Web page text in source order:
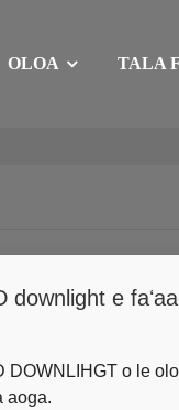
OLOA TALA
e
DOWNLIHGT o le
aoga.